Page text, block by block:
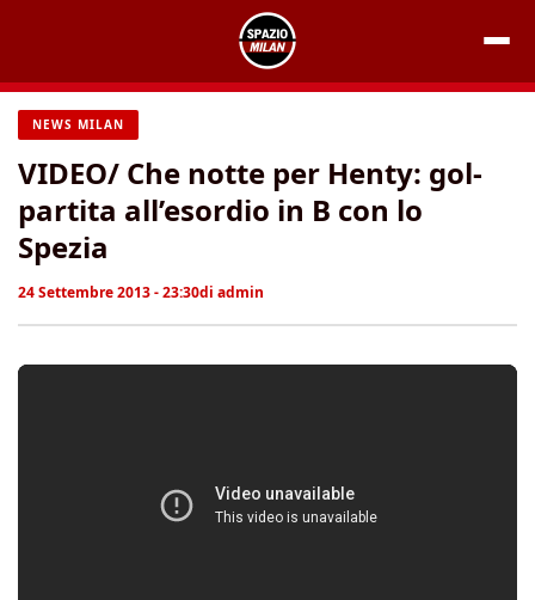
contenuto
NEWS MILAN
VIDEO/ Che notte per Henty: gol-
partita all’esordio in B con lo
Spezia
24 Settembre 2013 - 23:30di admin